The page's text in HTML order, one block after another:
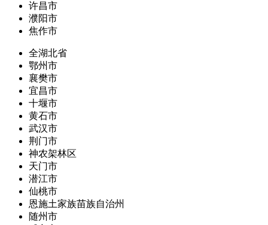
许昌市
濮阳市
焦作市
全湖北省
鄂州市
襄樊市
宜昌市
十堰市
黄石市
武汉市
荆门市
神农架林区
天门市
潜江市
仙桃市
恩施土家族苗族自治州
随州市